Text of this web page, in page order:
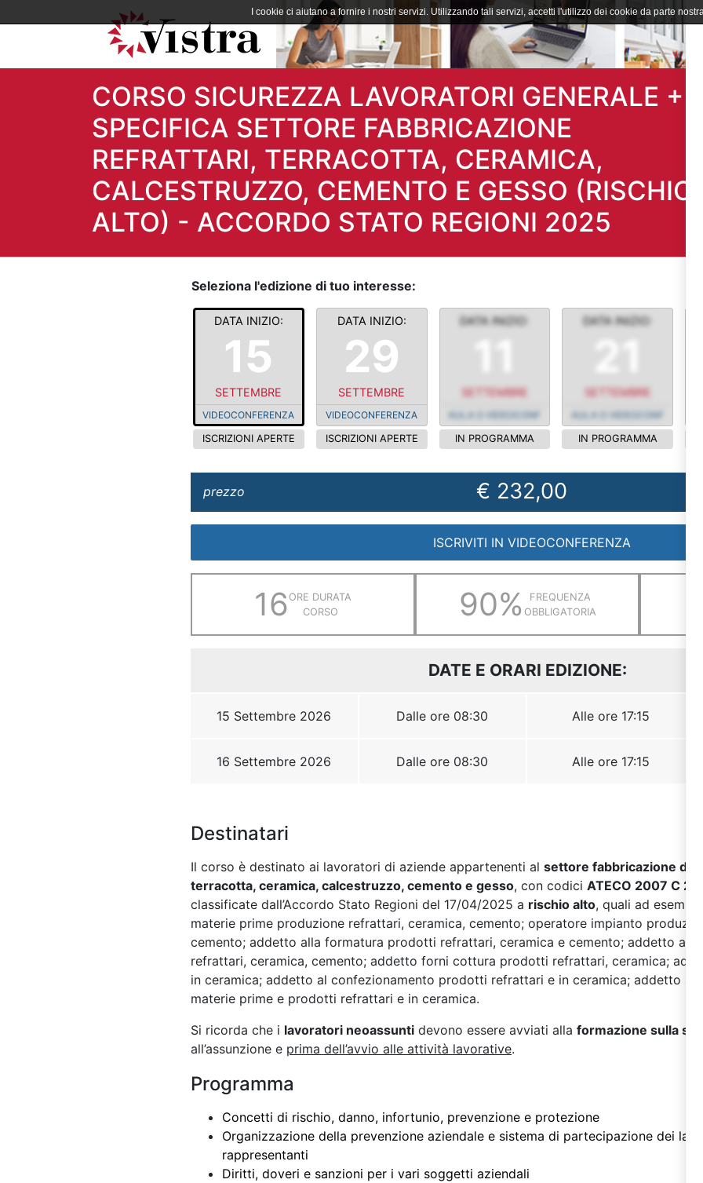
CORSO SICUREZZA LAVORATORI GENERALE +
SPECIFICA SETTORE FABBRICAZIONE
REFRATTARI, TERRACOTTA, CERAMICA,
CALCESTRUZZO, CEMENTO E GESSO (RISCHIO
ALTO) - ACCORDO STATO REGIONI 2025
Destinatari
Il corso è destinato ai lavoratori di aziende appartenenti al settore fabbricazione di
terracotta, ceramica, calcestruzzo, cemento e gesso, con codici ATECO 2007 C
classificate dall’Accordo Stato Regioni del 17/04/2025 a rischio alto, quali ad
materie prime produzione refrattari, ceramica, cemento; operatore impianto
cemento; addetto alla formatura prodotti refrattari, ceramica e cemento; addetto alla
refrattari, ceramica, cemento; addetto forni cottura prodotti refrattari, ceramica;
in ceramica; addetto al confezionamento prodotti refrattari e in ceramica; addetto al
materie prime e prodotti refrattari e in ceramica.
Si ricorda che i lavoratori neoassunti devono essere avviati alla formazione sulla
all’assunzione e prima dell’avvio alle attività lavorative.
Programma
Concetti di rischio, danno, infortunio, prevenzione e protezione
Organizzazione della prevenzione aziendale e sistema di partecipazione dei
rappresentanti
Diritti, doveri e sanzioni per i vari soggetti aziendali
I cookie ci aiutano a fornire i nostri servizi. Utilizzando tali servizi, accetti l'utilizzo dei cookie da parte